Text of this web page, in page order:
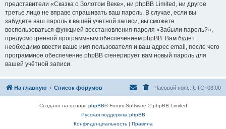
представители «Сказка о Золотом Веке», ни phpBB Limited, ни другое
третье лицо не вправе спрашивать ваш пароль. В случае, если вы
забудете ваш пароль к вашей учётной записи, вы сможете
воспользоваться функцией восстановления пароля «Забыли пароль?»,
предусмотренной программным обеспечением phpBB. Вам будет
необходимо ввести ваше имя пользователя и ваш адрес email, после чего
программное обеспечение phpBB сгенерирует вам новый пароль для
вашей учётной записи.
На главную Список форумов Часовой пояс: UTC+03:00
Создано на основе phpBB® Forum Software © phpBB Limited
Русская поддержка phpBB
Конфиденциальность| Правила